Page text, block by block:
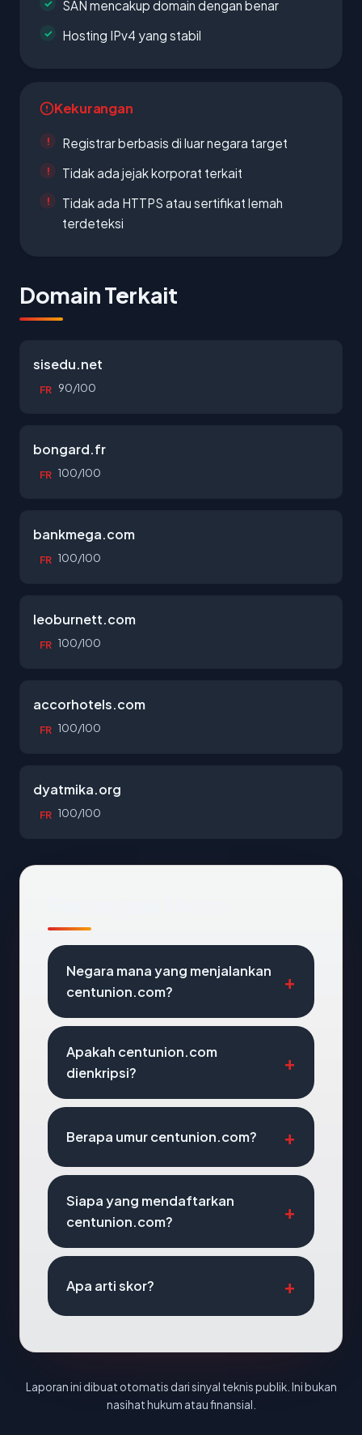
SAN mencakup domain dengan benar
Hosting IPv4 yang stabil
Kekurangan
Registrar berbasis di luar negara target
Tidak ada jejak korporat terkait
Tidak ada HTTPS atau sertifikat lemah
terdeteksi
Domain Terkait
sisedu.net
FR 90/100
bongard.fr
FR 100/100
bankmega.com
FR 100/100
leoburnett.com
FR 100/100
accorhotels.com
FR 100/100
dyatmika.org
FR 100/100
Negara mana yang menjalankan
centunion.com?
Apakah centunion.com
dienkripsi?
Berapa umur centunion.com?
Siapa yang mendaftarkan
centunion.com?
Apa arti skor?
Laporan ini dibuat otomatis dari sinyal teknis publik. Ini bukan
nasihat hukum atau finansial.